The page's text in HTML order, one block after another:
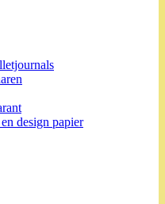
design papier